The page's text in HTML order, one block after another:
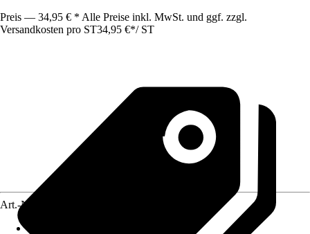
Preis — 34,95 € * Alle Preise inkl. MwSt. und ggf. zzgl.
Versandkosten pro ST34,95 €*/ ST
Art.-Nr.